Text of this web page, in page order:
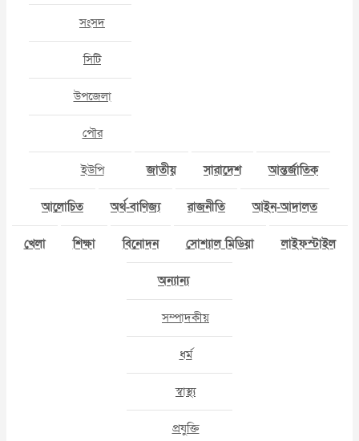
সংসদ
সিটি
উপজেলা
পৌর
ইউপি জাতীয় সারাদেশ আন্তর্জাতিক
আলোচিত অর্থ-বাণিজ্য রাজনীতি আইন-আদালত
খেলা শিক্ষা বিনোদন সোশ্যাল মিডিয়া লাইফস্টাইল
অন্যান্য
সম্পাদকীয়
ধর্ম
স্বাস্থ্য
প্রযুক্তি